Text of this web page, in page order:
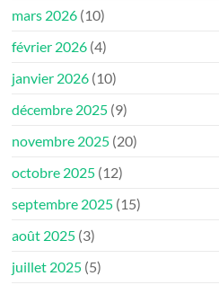
mars 2026 (10)
février 2026 (4)
janvier 2026 (10)
décembre 2025 (9)
novembre 2025 (20)
octobre 2025 (12)
septembre 2025 (15)
août 2025 (3)
juillet 2025 (5)